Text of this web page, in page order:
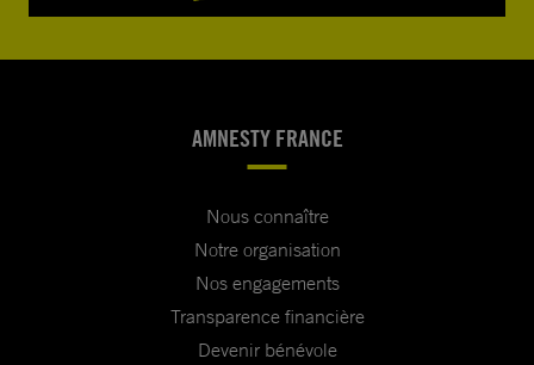
AMNESTY FRANCE
Nous connaître
Notre organisation
Nos engagements
Transparence financière
Devenir bénévole